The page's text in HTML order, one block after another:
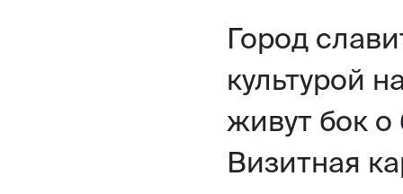
Город
культурой
живут бок
Визитная